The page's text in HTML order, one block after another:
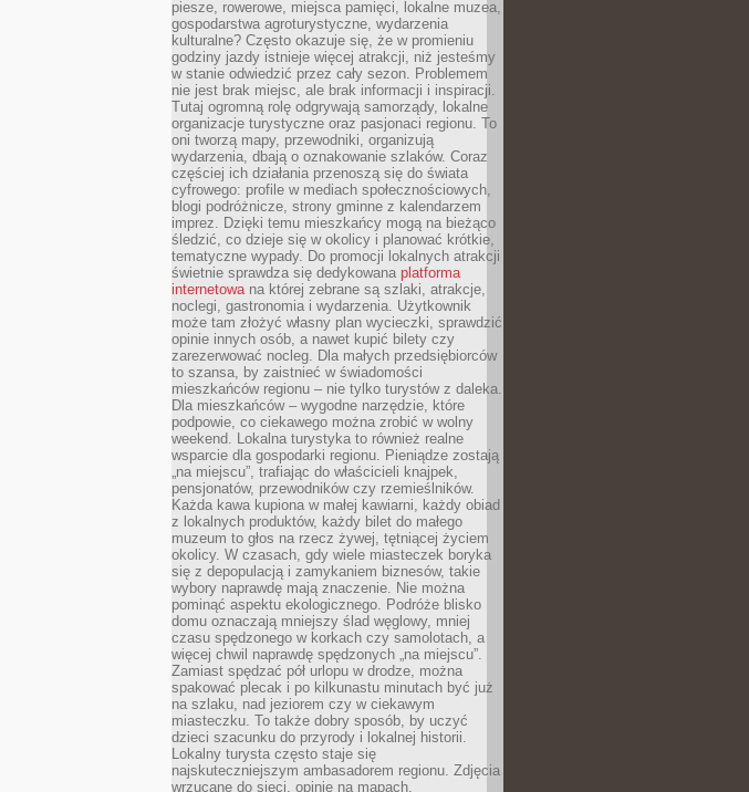
piesze, rowerowe, miejsca pamięci, lokalne muzea,
gospodarstwa agroturystyczne, wydarzenia
kulturalne? Często okazuje się, że w promieniu
godziny jazdy istnieje więcej atrakcji, niż jesteśmy
w stanie odwiedzić przez cały sezon. Problemem
nie jest brak miejsc, ale brak informacji i inspiracji.
Tutaj ogromną rolę odgrywają samorządy, lokalne
organizacje turystyczne oraz pasjonaci regionu. To
oni tworzą mapy, przewodniki, organizują
wydarzenia, dbają o oznakowanie szlaków. Coraz
częściej ich działania przenoszą się do świata
cyfrowego: profile w mediach społecznościowych,
blogi podróżnicze, strony gminne z kalendarzem
imprez. Dzięki temu mieszkańcy mogą na bieżąco
śledzić, co dzieje się w okolicy i planować krótkie,
tematyczne wypady. Do promocji lokalnych atrakcji
świetnie sprawdza się dedykowana platforma
internetowana której zebrane są szlaki, atrakcje,
noclegi, gastronomia i wydarzenia. Użytkownik
może tam złożyć własny plan wycieczki, sprawdzić
opinie innych osób, a nawet kupić bilety czy
zarezerwować nocleg. Dla małych przedsiębiorców
to szansa, by zaistnieć w świadomości
mieszkańców regionu – nie tylko turystów z daleka.
Dla mieszkańców – wygodne narzędzie, które
podpowie, co ciekawego można zrobić w wolny
weekend. Lokalna turystyka to również realne
wsparcie dla gospodarki regionu. Pieniądze zostają
„na miejscu”, trafiając do właścicieli knajpek,
pensjonatów, przewodników czy rzemieślników.
Każda kawa kupiona w małej kawiarni, każdy obiad
z lokalnych produktów, każdy bilet do małego
muzeum to głos na rzecz żywej, tętniącej życiem
okolicy. W czasach, gdy wiele miasteczek boryka
się z depopulacją i zamykaniem biznesów, takie
wybory naprawdę mają znaczenie. Nie można
pominąć aspektu ekologicznego. Podróże blisko
domu oznaczają mniejszy ślad węglowy, mniej
czasu spędzonego w korkach czy samolotach, a
więcej chwil naprawdę spędzonych „na miejscu”.
Zamiast spędzać pół urlopu w drodze, można
spakować plecak i po kilkunastu minutach być już
na szlaku, nad jeziorem czy w ciekawym
miasteczku. To także dobry sposób, by uczyć
dzieci szacunku do przyrody i lokalnej historii.
Lokalny turysta często staje się
najskuteczniejszym ambasadorem regionu. Zdjęcia
wrzucane do sieci, opinie na mapach,